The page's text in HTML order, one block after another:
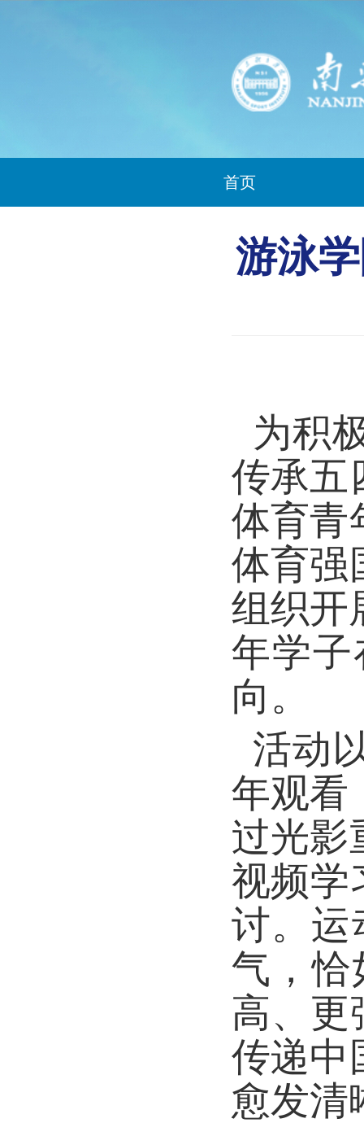
首页
游泳
为积
传承五
体育青
体育强
组织开
年学
向。
活动
年观看
过光影
视频学
讨。运
气，恰
高、更
传递中
愈发清